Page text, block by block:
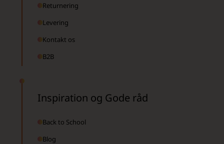
Returnering
Levering
Kontakt os
B2B
Inspiration og Gode råd
Back to School
Blog